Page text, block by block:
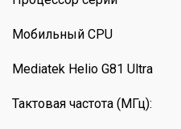
Мобильный CPU
Mediatek Helio G81 Ultra
Тактовая частота (МГц):